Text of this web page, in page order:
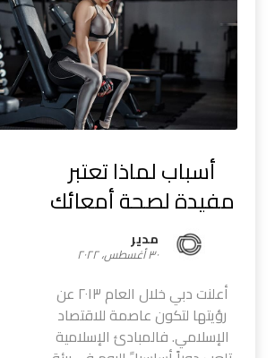
أسباب لماذا تعتبر
مفيدة لصحة أمعائك
مدیر
٣٠ أغسطس، ٢٠٢٢
أعلنت دبي خلال العام ٢٠١٣ عن
رؤيتها لتكون عاصمة للاقتصاد
الإسلامي. فالمبادئ الإسلامية